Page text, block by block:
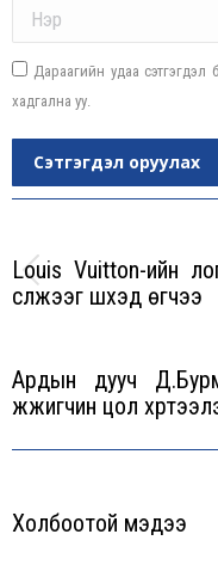
Дараагийн удаа
хадгална уу.
Сэтгэгдэл оруулах
Louis Vuitton-ийн
сүлжээг шүүхэд өгчээ
Ардын дууч
жүжигчин цол
Холбоотой мэдээ